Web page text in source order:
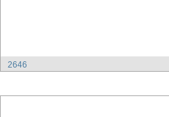
2646